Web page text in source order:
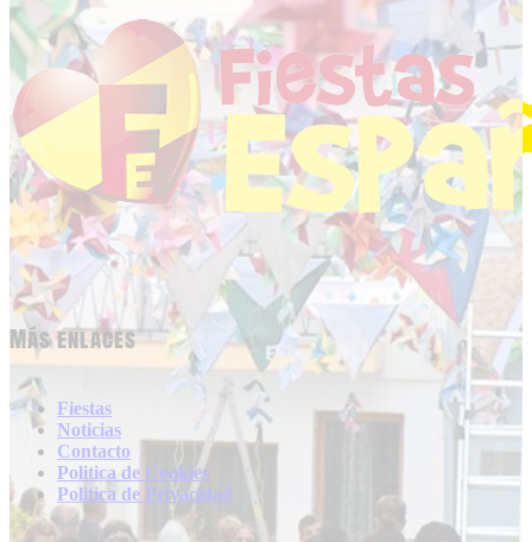
Más enlaces
Fiestas
Noticias
Contacto
Politica de Cookies
Politica de Privacidad